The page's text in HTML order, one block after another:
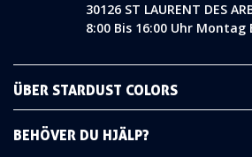
30126 ST LAURENT DES
8:00 Bis 16:00 Uhr Montag
ÜBER STARDUST COLORS
BEHÖVER DU HJÄLP?